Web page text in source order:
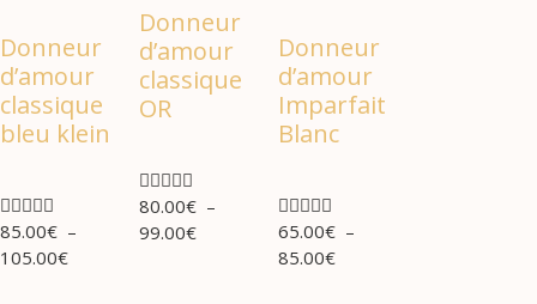
Donneur
d’amour
classique
bleu klein

85.00€ –
105.00€
Donneur
d’amour
classique
OR

80.00€ –
99.00€
Donneur
d’amour
Imparfait
Blanc

65.00€ –
85.00€